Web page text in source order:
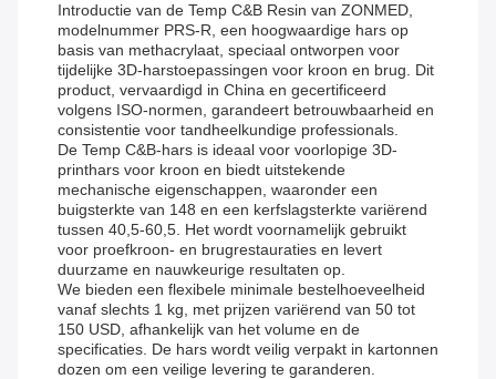
Introductie van de Temp C&B Resin van ZONMED,
modelnummer PRS-R, een hoogwaardige hars op
basis van methacrylaat, speciaal ontworpen voor
tijdelijke 3D-harstoepassingen voor kroon en brug. Dit
product, vervaardigd in China en gecertificeerd
volgens ISO-normen, garandeert betrouwbaarheid en
consistentie voor tandheelkundige professionals.
De Temp C&B-hars is ideaal voor voorlopige 3D-
printhars voor kroon en biedt uitstekende
mechanische eigenschappen, waaronder een
buigsterkte van 148 en een kerfslagsterkte variërend
tussen 40,5-60,5. Het wordt voornamelijk gebruikt
voor proefkroon- en brugrestauraties en levert
duurzame en nauwkeurige resultaten op.
We bieden een flexibele minimale bestelhoeveelheid
vanaf slechts 1 kg, met prijzen variërend van 50 tot
150 USD, afhankelijk van het volume en de
specificaties. De hars wordt veilig verpakt in kartonnen
dozen om een ​​veilige levering te garanderen.